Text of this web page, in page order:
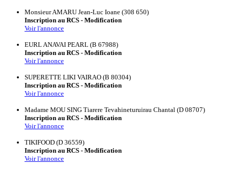
Monsieur AMARU Jean-Luc Ioane (308 650)
Inscription au RCS - Modification
Voir l'annonce
EURL ANAVAI PEARL (B 67988)
Inscription au RCS - Modification
Voir l'annonce
SUPERETTE LIKI VAIRAO (B 80304)
Inscription au RCS - Modification
Voir l'annonce
Madame MOU SING Tiarere Tevahineturuirau Chantal (D 08707)
Inscription au RCS - Modification
Voir l'annonce
TIKIFOOD (D 36559)
Inscription au RCS - Modification
Voir l'annonce